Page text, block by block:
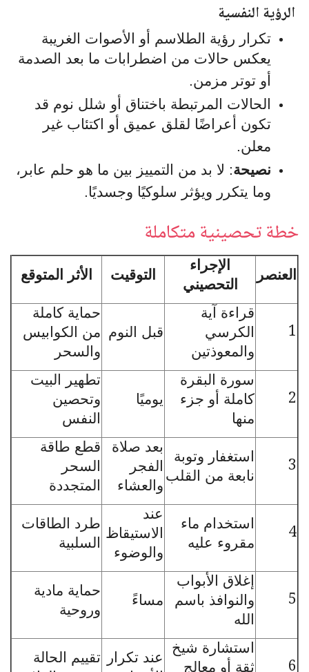
الرؤية النفسية
تكرار رؤية الطلاسم أو الأصوات الغريبة
يعكس حالات من اضطرابات ما بعد الصدمة
أو توتر مزمن.
الحالات المرتبطة باختناق أو شلل نوم قد
تكون أعراضًا لقلق عميق أو اكتئاب غير
معلن.
نصيحة: لا بد من التمييز بين ما هو حلم عابر،
وما يتكرر ويؤثر سلوكيًا وجسديًا.
خطة تحصينية متكاملة
العنصر
الإجراء
التحصيني
التوقيت الأثر المتوقع
1
قراءة آية
الكرسي
والمعوذتين
قبل النوم
حماية كاملة
من الكوابيس
والسحر
2
سورة البقرة
كاملة أو جزء
منها
يوميًا
تطهير البيت
وتحصين
النفس
3
استغفار وتوبة
نابعة من القلب
بعد صلاة
الفجر
والعشاء
قطع طاقة
السحر
المتجددة
4
استخدام ماء
مقروء عليه
عند
الاستيقاظ
والوضوء
طرد الطاقات
السلبية
5
إغلاق الأبواب
والنوافذ باسم
الله
مساءً
حماية مادية
وروحية
استشارة شيخ
ثقة أو معالج
عند تكرار
تقييم الحالة